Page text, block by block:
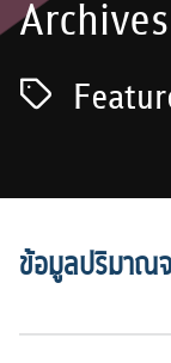
Archives
ข้อมูลปริมาณ